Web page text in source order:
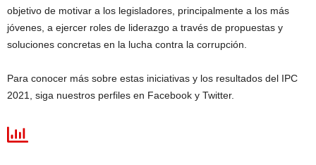
objetivo de motivar a los legisladores, principalmente a los más
jóvenes, a ejercer roles de liderazgo a través de propuestas y
soluciones concretas en la lucha contra la corrupción.
Para conocer más sobre estas iniciativas y los resultados del IPC
2021, siga nuestros perfiles en Facebook y Twitter.